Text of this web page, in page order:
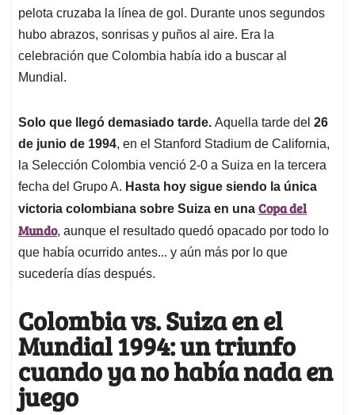
p
k
n
pelota cruzaba la línea de gol. Durante unos segundos
hubo abrazos, sonrisas y puños al aire. Era la
celebración que Colombia había ido a buscar al
Mundial.
Solo que llegó demasiado tarde. Aquella tarde del 26
de junio de 1994, en el Stanford Stadium de California,
la Selección Colombia venció 2-0 a Suiza en la tercera
fecha del Grupo A. Hasta hoy sigue siendo la única
victoria colombiana sobre Suiza en una Copa del
Mundo, aunque el resultado quedó opacado por todo lo
que había ocurrido antes... y aún más por lo que
sucedería días después.
Colombia vs. Suiza en el
Mundial 1994: un triunfo
cuando ya no había nada en
juego